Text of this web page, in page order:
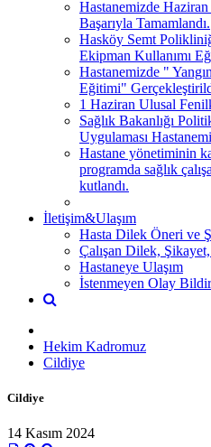
Hastanemizde
Başarıyla Tamamlandı.
Hasköy Semt
Ekipman Kullanımı
Hastanemizde "
Eğitimi"
1 Haziran Ulusal
Sağlık Bakanlığı
Uygulaması
Hastane yönetiminin
programda sağlık
kutlandı.
İletişim&Ulaşım
Hasta Dilek Öneri ve
Çalışan Dilek,
Hastaneye Ulaşım
İstenmeyen Olay
Hekim Kadromuz
Cildiye
Cildiye
14 Kasım 2024